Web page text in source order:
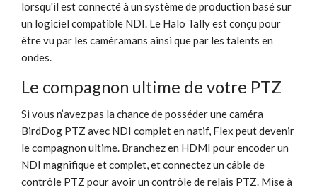
lorsqu'il est connecté à un système de production basé sur
un logiciel compatible NDI. Le Halo Tally est conçu pour
être vu par les caméramans ainsi que par les talents en
ondes.
Le compagnon ultime de votre PTZ
Si vous n’avez pas la chance de posséder une caméra
BirdDog PTZ avec NDI complet en natif, Flex peut devenir
le compagnon ultime. Branchez en HDMI pour encoder un
NDI magnifique et complet, et connectez un câble de
contrôle PTZ pour avoir un contrôle de relais PTZ. Mise à